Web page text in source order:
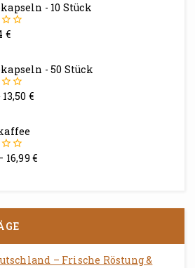
- 10 Stück
€
- 50 Stück
13,50 €
16,99€
– Frische Röstung &